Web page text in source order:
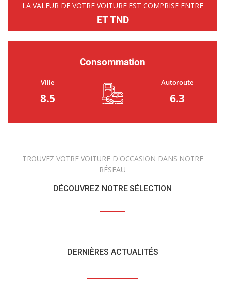
LA VALEUR DE VOTRE VOITURE EST COMPRISE ENTRE
ET TND
Consommation
Ville
8.5
Autoroute
6.3
TROUVEZ VOTRE VOITURE D'OCCASION DANS NOTRE
RÉSEAU
DÉCOUVREZ NOTRE SÉLECTION
DERNIÈRES ACTUALITÉS